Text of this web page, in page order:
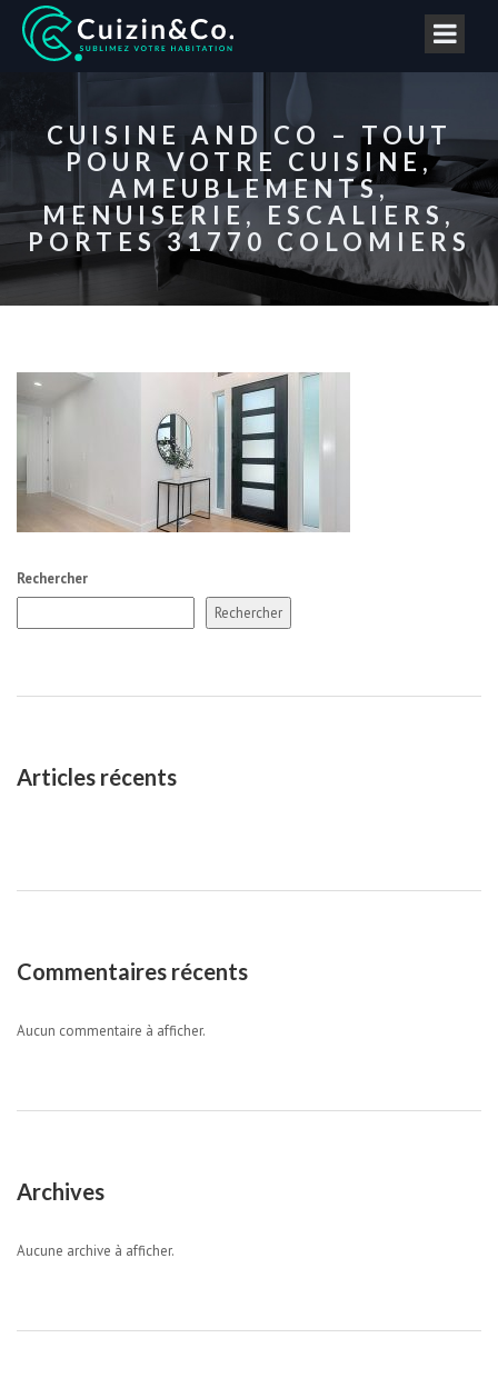
CUISINE AND CO – TOUT
POUR VOTRE CUISINE,
AMEUBLEMENTS,
MENUISERIE, ESCALIERS,
PORTES 31770 COLOMIERS
Rechercher
Rechercher
Articles récents
Commentaires récents
Aucun commentaire à afficher.
Archives
Aucune archive à afficher.